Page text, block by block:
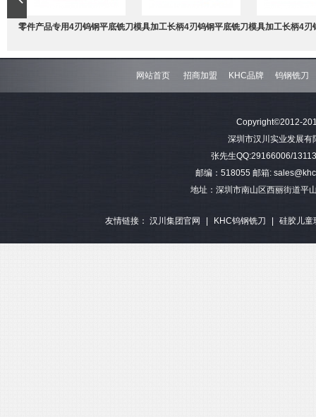
零件产品专用4刃钨钢平底铣刀模具加工长柄4刃钨钢平底铣刀模具加工长柄4刃
钢平底
网站首页 招商加盟 KHC品牌 钨钢铣刀
Copyright©2012-
深圳市汉川实业发展
张先生QQ:29166006/
邮编：518055 邮箱:
地址：深圳市南山区西丽街道平
友情链接： 汉川集团官网 KHC钨钢铣刀 硅胶儿童